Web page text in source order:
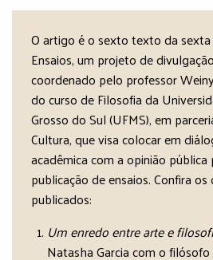
O artigo é o sexto texto da
Ensaios, um projeto de
coordenado pelo professor
do curso de Filosofia da
Grosso do Sul (UFMS), em
Cultura, que visa colocar em
acadêmica com a opinião
publicação de ensaios. Confira
publicados:
Um enredo entre arte e
Natasha Garcia com o